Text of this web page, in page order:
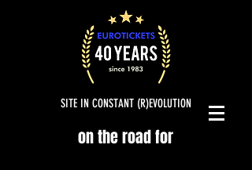
SITE IN CONSTANT (R)EVOLUTION
on the road for